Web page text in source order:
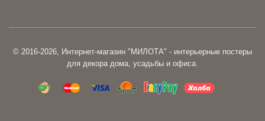
© 2016-2026, Интернет-магазин "МИЛОТА" - интерьерные постеры
для декора дома, усадьбы и офиса.